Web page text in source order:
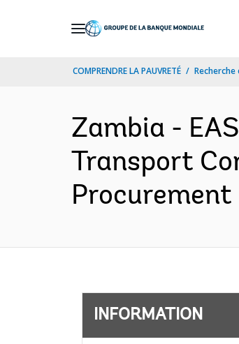
COMPRENDRE LA PAUVRETÉ
Zambia -
Transport
Procurement
INFORMATION